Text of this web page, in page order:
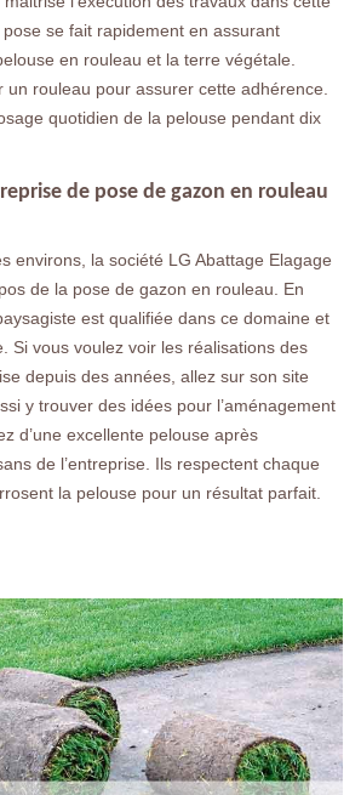
se fait rapidement en assurant
en rouleau et la terre végétale.
un rouleau pour assurer cette adhérence.
quotidien de la pelouse pendant dix
de pose de gazon en rouleau
environs, la société LG Abattage Elagage
de la pose de gazon en rouleau. En
est qualifiée dans ce domaine et
Si vous voulez voir les réalisations des
depuis des années, allez sur son site
y trouver des idées pour l’aménagement
d’une excellente pelouse après
de l’entreprise. Ils respectent chaque
la pelouse pour un résultat parfait.